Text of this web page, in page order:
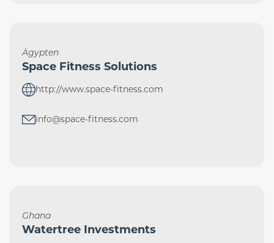
Ägypten
Space Fitness Solutions
http://www.space-fitness.com
info@space-fitness.com
Ghana
Watertree Investments